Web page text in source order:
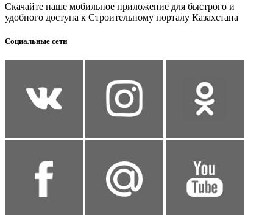
Скачайте наше мобильное приложение для быстрого и
удобного доступа к Строительному порталу Казахстана
Социальные сети